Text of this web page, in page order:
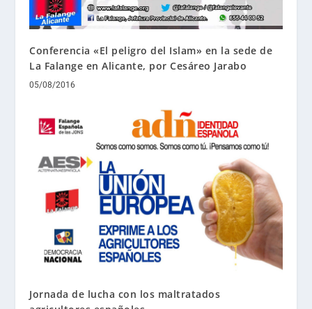
Conferencia «El peligro del Islam» en la sede de
La Falange en Alicante, por Cesáreo Jarabo
05/08/2016
Jornada de lucha con los maltratados